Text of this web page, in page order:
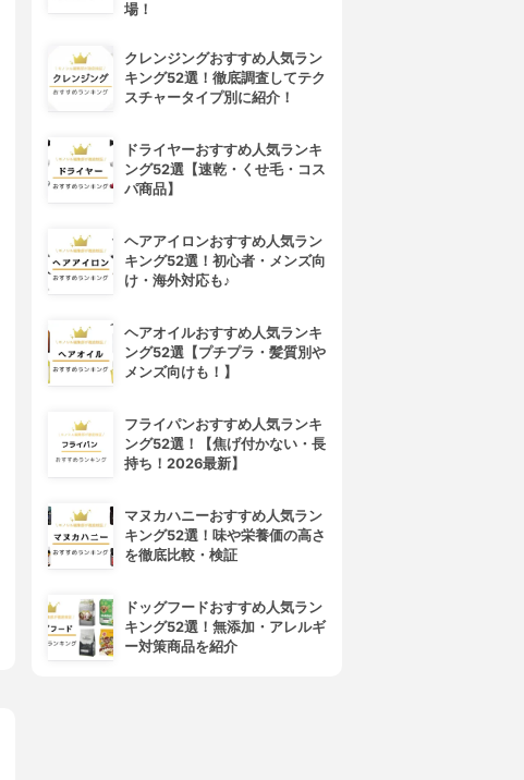
場！
クレンジングおすすめ人気ラン
キング52選！徹底調査してテク
スチャータイプ別に紹介！
ドライヤーおすすめ人気ランキ
ング52選【速乾・くせ毛・コス
パ商品】
ヘアアイロンおすすめ人気ラン
キング52選！初心者・メンズ向
け・海外対応も♪
ヘアオイルおすすめ人気ランキ
ング52選【プチプラ・髪質別や
メンズ向けも！】
フライパンおすすめ人気ランキ
ング52選！【焦げ付かない・長
持ち！2026最新】
マヌカハニーおすすめ人気ラン
キング52選！味や栄養価の高さ
を徹底比較・検証
ドッグフードおすすめ人気ラン
キング52選！無添加・アレルギ
ー対策商品を紹介